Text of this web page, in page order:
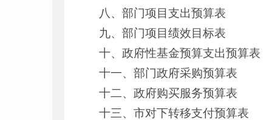
八、部门项目支出预算表
九、部门项目绩效目标表
十、政府性基金预算支出预算表
十一、部门政府采购预算表
十二、政府购买服务预算表
十三、市对下转移支付预算表